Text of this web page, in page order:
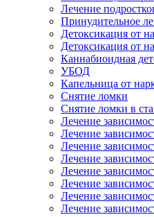
Лечение
Принудительное
Детоксикация от
Детоксикация от
Каннабиоидная
УБОД
Капельница от
Снятие ломки
Снятие ломки в
Лечение
Лечение
Лечение
Лечение
Лечение
Лечение
Лечение
Лечение